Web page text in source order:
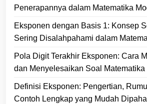
Penerapannya dalam Matematika
Eksponen dengan Basis 1: Konsep
Sering Disalahpahami dalam
Pola Digit Terakhir Eksponen: Cara
dan Menyelesaikan Soal
Definisi Eksponen: Pengertian,
Contoh Lengkap yang Mudah